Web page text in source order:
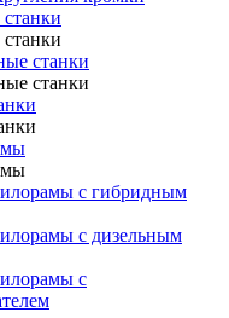
станки
станки
с гибридным
с дизельным
с